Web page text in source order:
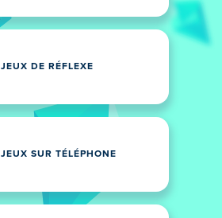
JEUX DE RÉFLEXE
JEUX SUR TÉLÉPHONE